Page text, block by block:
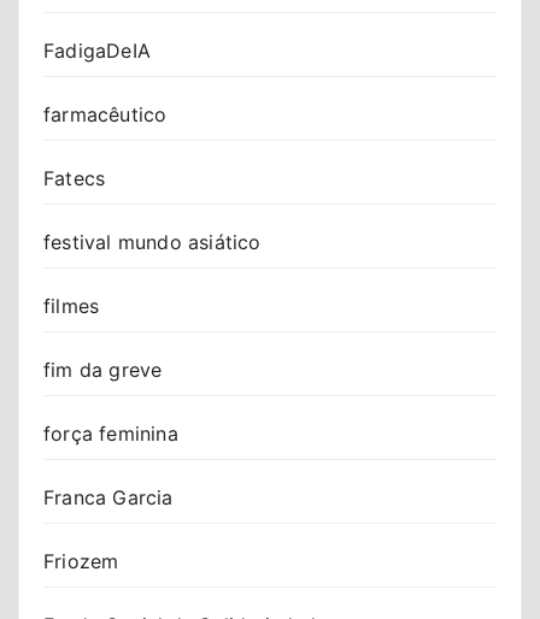
FadigaDeIA
farmacêutico
Fatecs
festival mundo asiático
filmes
fim da greve
força feminina
Franca Garcia
Friozem